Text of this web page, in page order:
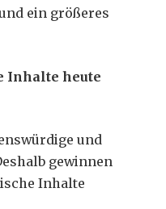
ein größeres
Inhalte heute
und
gewinnen
Inhalte